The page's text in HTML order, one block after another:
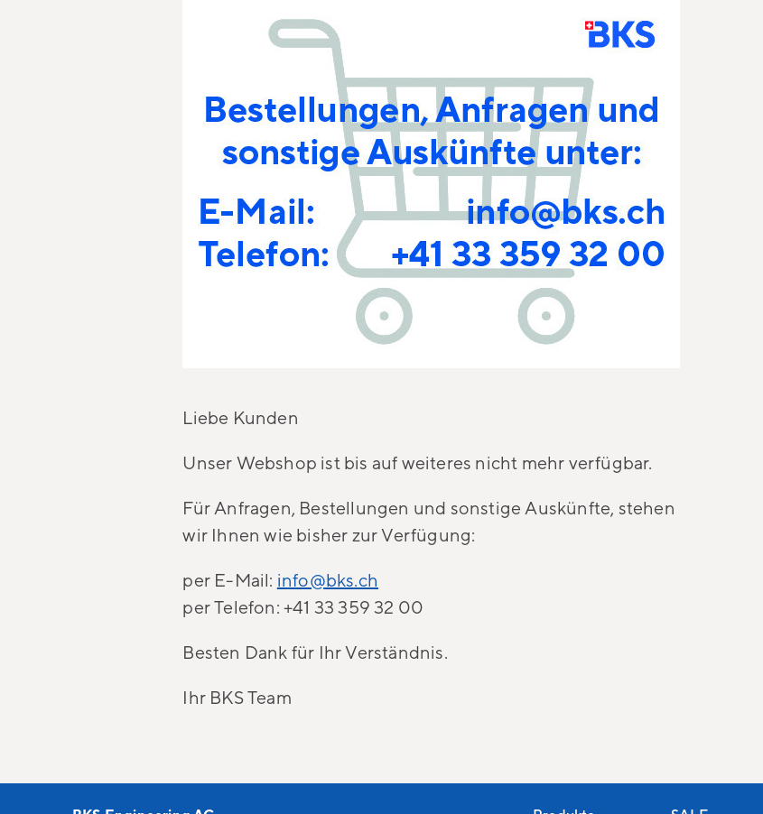
Liebe Kunden
Unser Webshop ist bis auf weiteres nicht mehr verfügbar.
Für Anfragen, Bestellungen und sonstige Auskünfte, stehen
wir Ihnen wie bisher zur Verfügung:
per E-Mail: info@bks.ch
per Telefon: +41 33 359 32 00
Besten Dank für Ihr Verständnis.
Ihr BKS Team